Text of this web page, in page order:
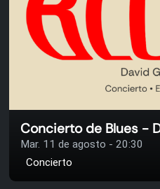
Concierto de Blues -
Mar. 11 de agosto - 20:30
Concierto